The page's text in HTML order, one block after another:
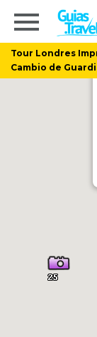
Tour Londres
Cambio de